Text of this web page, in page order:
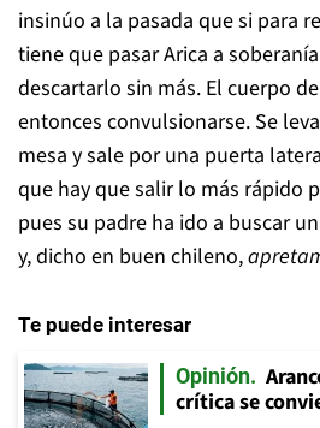
insinúo a la pasada que si para
tiene que pasar Arica a
descartarlo sin más. El cuerpo
entonces convulsionarse. Se
mesa y sale por una puerta
que hay que salir lo más rápido
pues su padre ha ido a buscar
y, dicho en buen chileno,
Te puede interesar
Opinión
crítica se